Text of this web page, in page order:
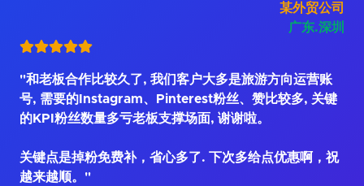
某外贸公司
广东.深圳
"和老板合作比较久了, 我们客户大多是旅游方向运营账
号, 需要的Instagram、Pinterest粉丝、赞比较多, 关键
的KPI粉丝数量多亏老板支撑场面, 谢谢啦。
关键点是掉粉免费补，省心多了. 下次多给点优惠啊，祝
越来越顺。"